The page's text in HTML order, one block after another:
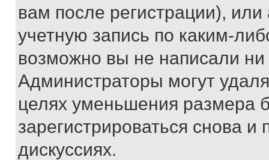
вам после регистрации),
учетную запись по каким-
возможно вы не написали
Администраторы могут
целях уменьшения размера
зарегистрироваться снова и
дискуссиях.